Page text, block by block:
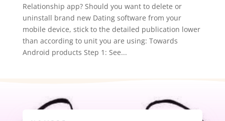
Relationship app? Should you want to delete or
uninstall brand new Dating software from your
mobile device, stick to the detailed publication lower
than according to unit you are using: Towards
Android products Step 1: See...